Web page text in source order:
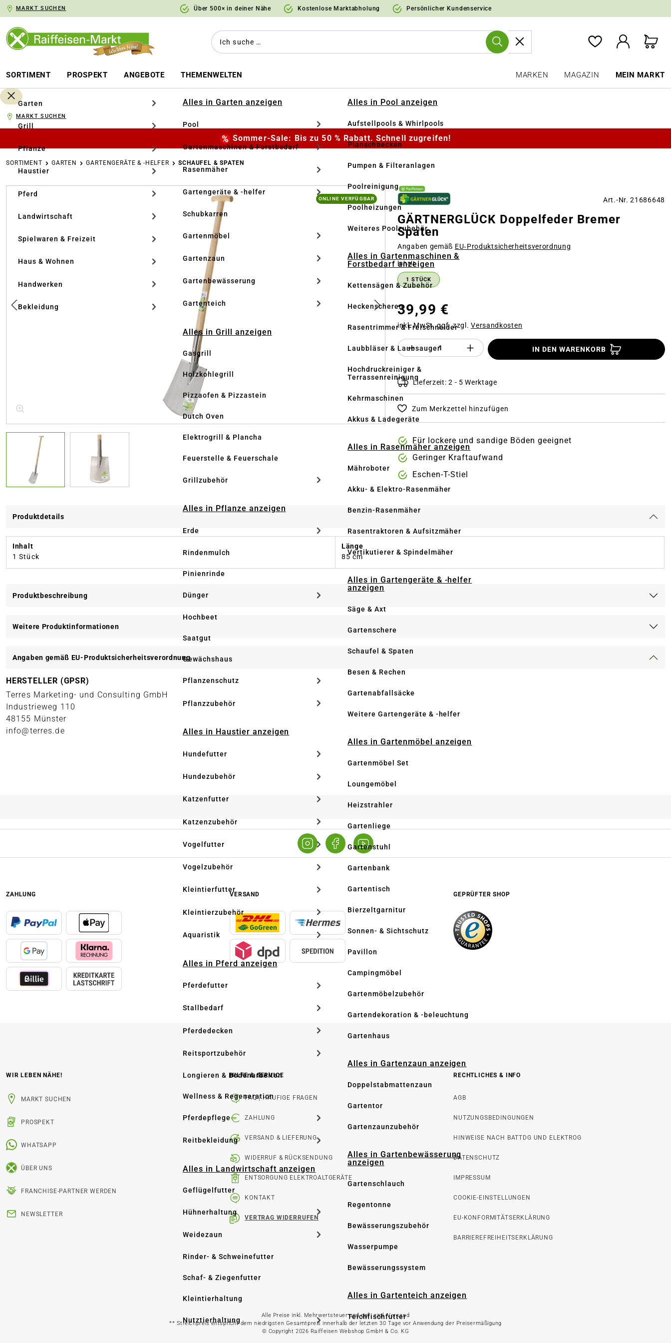
Zur Hauptnavigation springen
MARKT SUCHEN Über 500× in deiner Nähe Kostenlose Marktabholung Persönlicher Kundenservice
SORTIMENT PROSPEKT ANGEBOTE THEMENWELTEN MARKEN MAGAZIN MEIN MARKT
Garten
Grill
Pflanze
Haustier
Pferd
Landwirtschaft
Spielwaren & Freizeit
Haus & Wohnen
Handwerken
Bekleidung
Alles in Garten anzeigen
Pool
Gartenmaschinen & Forstbedarf
Rasenmäher
Gartengeräte & -helfer
Schubkarren
Gartenmöbel
Gartenzaun
Gartenbewässerung
Gartenteich
Alles in Grill anzeigen
Gasgrill
Holzkohlegrill
Pizzaofen & Pizzastein
Dutch Oven
Elektrogrill & Plancha
Feuerstelle & Feuerschale
Grillzubehör
Alles in Pflanze anzeigen
Erde
Rindenmulch
Pinienrinde
Dünger
Hochbeet
Saatgut
Gewächshaus
Pflanzenschutz
Pflanzzubehör
Alles in Haustier anzeigen
Hundefutter
Hundezubehör
Katzenfutter
Katzenzubehör
Vogelfutter
Vogelzubehör
Kleintierfutter
Kleintierzubehör
Aquaristik
Alles in Pferd anzeigen
Pferdefutter
Stallbedarf
Pferdedecken
Reitsportzubehör
Longieren & Bodenarbeiten
Wellness & Regeneration
Pferdepflege
Reitbekleidung
Alles in Landwirtschaft anzeigen
Geflügelfutter
Hühnerhaltung
Weidezaun
Rinder- & Schweinefutter
Schaf- & Ziegenfutter
Kleintierhaltung
Nutztierhaltung
Alles in Pool anzeigen
Aufstellpools & Whirlpools
Planschbecken
Pumpen & Filteranlagen
Poolreinigung
Poolheizungen
Weiteres Poolzubehör
Alles in Gartenmaschinen &
Forstbedarf anzeigen
Kettensägen & Zubehör
Heckenscheren
Rasentrimmer & Freischneider
Laubbläser & Laubsauger
Hochdruckreiniger &
Terrassenreinigung
Kehrmaschinen
Akkus & Ladegeräte
Alles in Rasenmäher anzeigen
Mähroboter
Akku- & Elektro-Rasenmäher
Benzin-Rasenmäher
Rasentraktoren & Aufsitzmäher
Vertikutierer & Spindelmäher
Alles in Gartengeräte & -helfer
anzeigen
Säge & Axt
Gartenschere
Schaufel & Spaten
Besen & Rechen
Gartenabfallsäcke
Weitere Gartengeräte & -helfer
Alles in Gartenmöbel anzeigen
Gartenmöbel Set
Loungemöbel
Heizstrahler
Gartenliege
Gartenstuhl
Gartenbank
Gartentisch
Bierzeltgarnitur
Sonnen- & Sichtschutz
Pavillon
Campingmöbel
Gartenmöbelzubehör
Gartendekoration & -beleuchtung
Gartenhaus
Alles in Gartenzaun anzeigen
Doppelstabmattenzaun
Gartentor
Gartenzaunzubehör
Alles in Gartenbewässerung
anzeigen
Gartenschlauch
Regentonne
Bewässerungszubehör
Wasserpumpe
Bewässerungssystem
Alles in Gartenteich anzeigen
Teichfischfutter
MARKT SUCHEN
Sommer-Sale: Bis zu 50 % Rabatt. Schnell zugreifen!
SORTIMENT GARTEN GARTENGERÄTE & -HELFER SCHAUFEL & SPATEN
Bildergalerie überspringen
ONLINE VERFÜGBAR Art.-Nr. 21686648
GÄRTNERGLÜCK Doppelfeder Bremer
Spaten
Angaben gemäß EU‑Produktsicherheitsverordnung
Inhaltauswählen
1 STÜCK
39,99 €
inkl. MwSt. ggf. zzgl.Versandkosten
Produkt Anzahl des Produktes "%product%":
IN DEN WARENKORB
Lieferzeit: 2 - 5 Werktage
Zum Merkzettel hinzufügen
Für lockere und sandige Böden geeignet
Geringer Kraftaufwand
Eschen-T-Stiel
Produktdetails
Inhalt
1 Stück
Länge
85 cm
Produktbeschreibung
Weitere Produktinformationen
Angaben gemäß EU-Produktsicherheitsverordnung
HERSTELLER (GPSR)
Terres Marketing- und Consulting GmbH
Industrieweg 110
48155 Münster
info@terres.de
ZAHLUNG VERSAND GEPRÜFTER SHOP
WIR LEBEN NÄHE!
MARKT SUCHEN
PROSPEKT
WHATSAPP
ÜBER UNS
FRANCHISE-PARTNER WERDEN
NEWSLETTER
HILFE & SERVICE
FAQ | HÄUFIGE FRAGEN
ZAHLUNG
VERSAND & LIEFERUNG
WIDERRUF & RÜCKSENDUNG
ENTSORGUNG ELEKTROALTGERÄTE
KONTAKT
VERTRAG WIDERRUFEN
RECHTLICHES & INFO
AGB
NUTZUNGSBEDINGUNGEN
HINWEISE NACH BATTDG UND ELEKTROG
DATENSCHUTZ
IMPRESSUM
COOKIE-EINSTELLUNGEN
EU-KONFORMITÄTSERKLÄRUNG
BARRIEREFREIHEITSERKLÄRUNG
Alle Preise inkl. Mehrwertsteuer und ggf. zzgl. Versand
** Streichpreis entspricht dem niedrigsten Gesamtpreis innerhalb der letzten 30 Tage vor Anwendung der Preisermäßigung
© Copyright 2026 Raiffeisen Webshop GmbH & Co. KG